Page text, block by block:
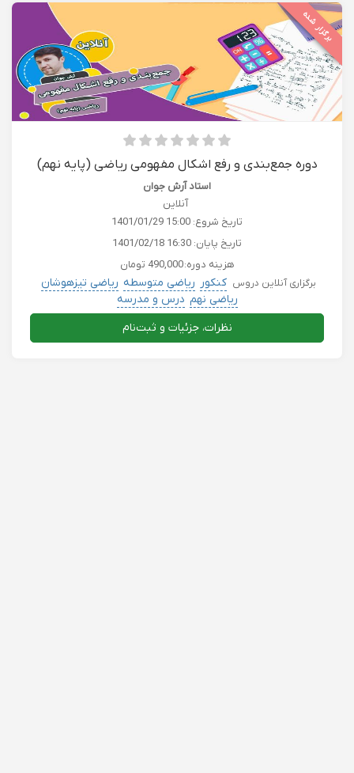
برگزار شده
دوره جمع‌بندی و رفع اشکال مفهومی ریاضی (پایه نهم)
استاد آرش جوان
آنلاین
تاریخ شروع: 1401/01/29 15:00
تاریخ پایان: 1401/02/18 16:30
هزینه دوره:490,000 تومان
برگزاری آنلاین دروس کنکور ریاضی متوسطه ریاضی تیزهوشان
ریاضی نهم درس و مدرسه
نظرات، جزئیات و ثبت‌نام